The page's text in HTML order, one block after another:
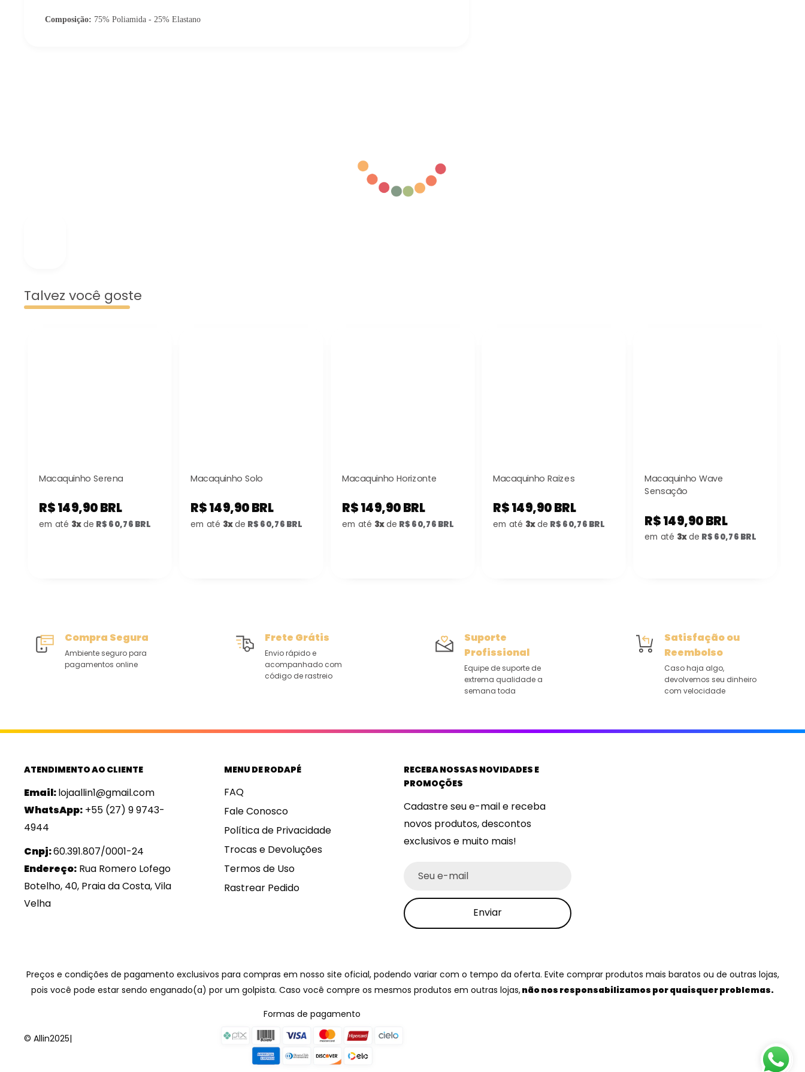
Composição: 75% Poliamida - 25% Elastano
Talvez você goste
Macaquinho Serena
R$ 149,90 BRL
em até 3xde R$ 60,76 BRL
Macaquinho Solo
R$ 149,90 BRL
em até 3xde R$ 60,76 BRL
Macaquinho Horizonte
R$ 149,90 BRL
em até 3xde R$ 60,76 BRL
Macaquinho Raizes
R$ 149,90 BRL
em até 3xde R$ 60,76 BRL
Macaquinho Wave
Sensação
R$ 149,90 BRL
em até 3xde R$ 60,76 BRL
Compra Segura
Ambiente seguro para
pagamentos online
Frete Grátis
Envio rápido e
acompanhado com
código de rastreio
Suporte
Profissional
Equipe de suporte de
extrema qualidade a
semana toda
Satisfação ou
Reembolso
Caso haja algo,
devolvemos seu dinheiro
com velocidade
ATENDIMENTO AO CLIENTE
Email:lojaallin1@gmail.com
WhatsApp: +55 (27) 9 9743-
4944
Cnpj:60.391.807/0001-24
Endereço: Rua Romero Lofego
Botelho, 40, Praia da Costa, Vila
Velha
MENU DE RODAPÉ
FAQ
Fale Conosco
Política de Privacidade
Trocas e Devoluções
Termos de Uso
Rastrear Pedido
RECEBA NOSSAS NOVIDADES E
PROMOÇÕES
Cadastre seu e-mail e receba
novos produtos, descontos
exclusivos e muito mais!
Seu e-mail
Enviar
Preços e condições de pagamento exclusivos para compras em nosso site oficial, podendo variar com o tempo da oferta. Evite comprar produtos mais baratos ou de outras lojas,
pois você pode estar sendo enganado(a) por um golpista. Caso você compre os mesmos produtos em outras lojas,não nos responsabilizamos por quaisquer problemas.
© Allin2025|
Formas de pagamento